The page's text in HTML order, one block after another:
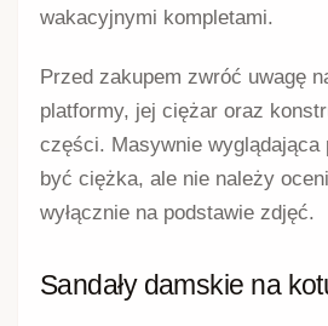
wakacyjnymi kompletami.
Przed zakupem zwróć uwagę
platformy, jej ciężar oraz
części. Masywnie wyglądająca
być ciężka, ale nie należy
wyłącznie na podstawie zdjęć.
Sandały damskie na